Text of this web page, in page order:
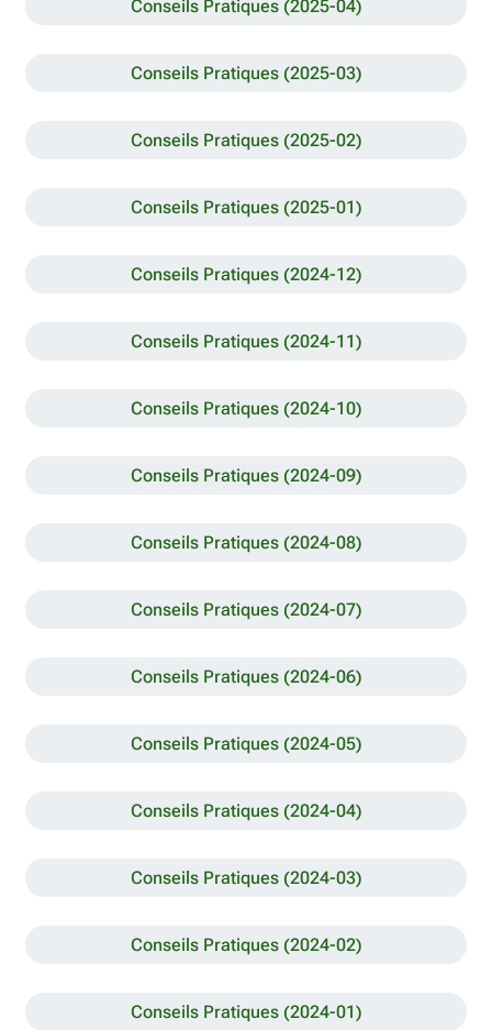
Conseils Pratiques (2025-04)
Conseils Pratiques (2025-03)
Conseils Pratiques (2025-02)
Conseils Pratiques (2025-01)
Conseils Pratiques (2024-12)
Conseils Pratiques (2024-11)
Conseils Pratiques (2024-10)
Conseils Pratiques (2024-09)
Conseils Pratiques (2024-08)
Conseils Pratiques (2024-07)
Conseils Pratiques (2024-06)
Conseils Pratiques (2024-05)
Conseils Pratiques (2024-04)
Conseils Pratiques (2024-03)
Conseils Pratiques (2024-02)
Conseils Pratiques (2024-01)